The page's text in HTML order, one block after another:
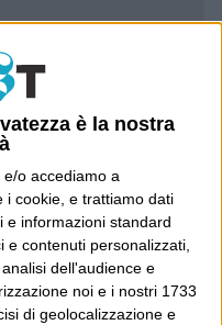
è la nostra
o accediamo a
i cookie, e trattiamo dati
e informazioni standard
contenuti personalizzati,
dell'audience e
noi e i nostri 1733
di geolocalizzazione e
POST SUCCESSIVO
Il riscatto